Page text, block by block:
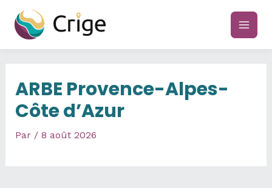
contenu
main
ARBE Provence-Alpes-
Côte d’Azur
Par / 8 août 2026